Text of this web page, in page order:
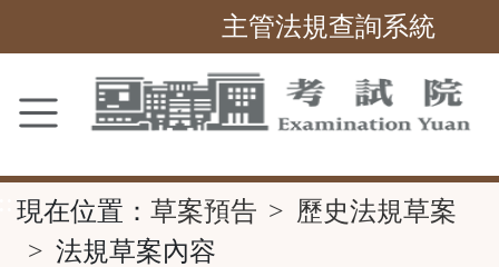
內
容
主管法規查詢系統
現在位置： 草案預告
歷史法規草案
法規草案內容